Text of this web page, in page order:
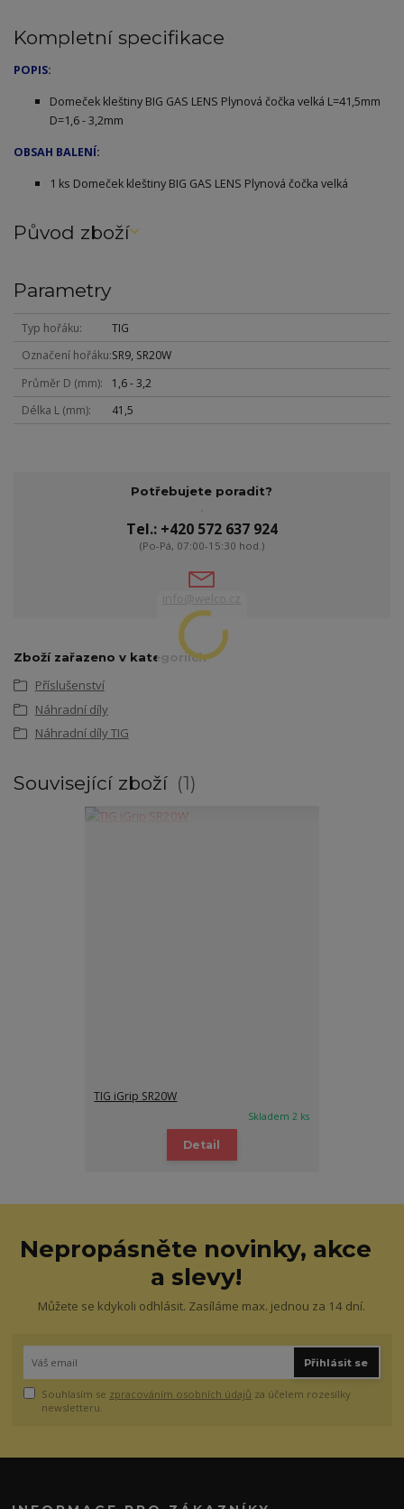
Kompletní specifikace
POPIS:
Domeček kleštiny BIG GAS LENS Plynová čočka velká L=41,5mm
D=1,6 - 3,2mm
OBSAH BALENÍ:
1 ks Domeček kleštiny BIG GAS LENS Plynová čočka velká
Původ zboží
Parametry
Typ hořáku
TIG
Označení hořáku SR9, SR20W
Průměr D (mm)
1,6 - 3,2
Délka L (mm)
41,5
Potřebujete poradit?
Tel.: +420 572 637 924
(Po-Pá, 07:00-15:30 hod.)
Zboží zařazeno v kategoriích
Příslušenství
Náhradní díly
Náhradní díly TIG
Související zboží 1
TIG iGrip SR20W
Skladem 2 ks
Detail
Nepropásněte novinky, akce
a slevy!
Můžete se kdykoli odhlásit. Zasíláme max. jednou za 14 dní.
Přihlásit se
Souhlasím se zpracováním osobních údajů za účelem rozesílky
newsletteru.